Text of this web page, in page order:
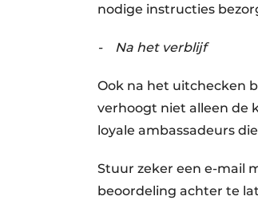
nodige instructies
- Na het verblijf
Ook na het uitchecken
verhoogt niet alleen de
loyale ambassadeurs
Stuur zeker een e-mail
beoordeling achter te